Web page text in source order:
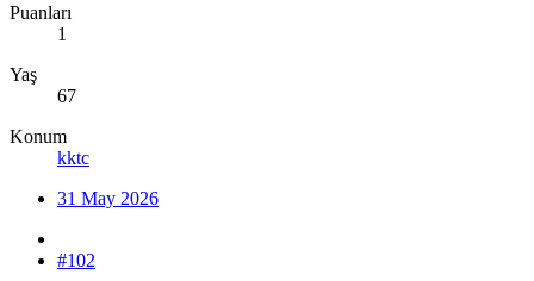
Puanları
1
Yaş
67
Konum
kktc
31 May 2026
#102